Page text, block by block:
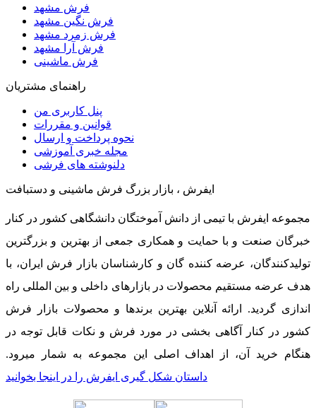
فرش مشهد
فرش نگین مشهد
فرش زمرد مشهد
فرش آرا مشهد
فرش ماشینی
راهنمای مشتریان
پنل کاربری من
قوانین و مقررات
نحوه پرداخت و ارسال
مجله خبری آموزشی
دلنوشته های فرشی
ایفرش ، بازار بزرگ فرش ماشینی و دستبافت
مجموعه ایفرش با تیمی از دانش آموختگان دانشگاهی کشور در کنار
خبرگان صنعت و با حمایت و همکاری جمعی از بهترین و بزرگترین
تولیدکنندگان، عرضه کننده گان و کارشناسان بازار فرش ایران، با
هدف عرضه مستقیم محصولات در بازارهای داخلی و بین المللی راه
اندازی گردید. ارائه آنلاین بهترین برندها و محصولات بازار فرش
کشور در کنار آگاهی بخشی در مورد فرش و نکات قابل توجه در
هنگام خرید آن، از اهداف اصلی این مجموعه به شمار میرود.
داستان شکل گیری ایفرش را در اینجا بخوانید